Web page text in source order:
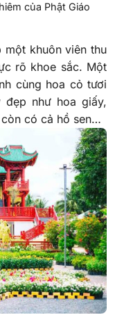
của Phật Giáo
khuôn viên thu
rõ khoe sắc. Một
cùng hoa cỏ tươi
như hoa giấy,
có cả hồ sen…